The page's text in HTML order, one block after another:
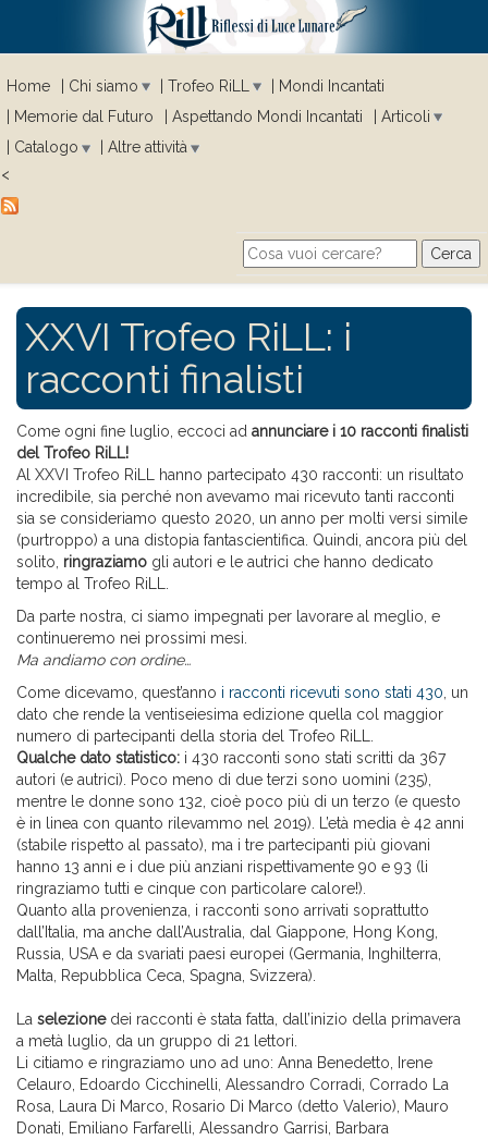
Home Chi siamo Trofeo RiLL
Mondi Incantati
Memorie dal Futuro
Aspettando Mondi Incantati
Articoli
Catalogo
Altre attività
<
Search form
Cerca
XXVI Trofeo RiLL: i
racconti finalisti
Come ogni fine luglio, eccoci ad annunciare i 10 racconti finalisti
del Trofeo RiLL!
Al XXVI Trofeo RiLL hanno partecipato 430 racconti: un risultato
incredibile, sia perché non avevamo mai ricevuto tanti racconti
sia se consideriamo questo 2020, un anno per molti versi simile
(purtroppo) a una distopia fantascientifica. Quindi, ancora più del
solito, ringraziamo gli autori e le autrici che hanno dedicato
tempo al Trofeo RiLL.
Da parte nostra, ci siamo impegnati per lavorare al meglio, e
continueremo nei prossimi mesi.
Ma andiamo con ordine…
Come dicevamo, quest’anno i racconti ricevuti sono stati 430 , un
dato che rende la ventiseiesima edizione quella col maggior
numero di partecipanti della storia del Trofeo RiLL.
Qualche dato statistico: i 430 racconti sono stati scritti da 367
autori (e autrici). Poco meno di due terzi sono uomini (235),
mentre le donne sono 132, cioè poco più di un terzo (e questo
è in linea con quanto rilevammo nel 2019). L’età media è 42 anni
(stabile rispetto al passato), ma i tre partecipanti più giovani
hanno 13 anni e i due più anziani rispettivamente 90 e 93 (li
ringraziamo tutti e cinque con particolare calore!).
Quanto alla provenienza, i racconti sono arrivati soprattutto
dall’Italia, ma anche dall’Australia, dal Giappone, Hong Kong,
Russia, USA e da svariati paesi europei (Germania, Inghilterra,
Malta, Repubblica Ceca, Spagna, Svizzera).
La selezionedei racconti è stata fatta, dall’inizio della primavera
a metà luglio, da un gruppo di 21 lettori.
Li citiamo e ringraziamo uno ad uno: Anna Benedetto, Irene
Celauro, Edoardo Cicchinelli, Alessandro Corradi, Corrado La
Rosa, Laura Di Marco, Rosario Di Marco (detto Valerio), Mauro
Donati, Emiliano Farfarelli, Alessandro Garrisi, Barbara